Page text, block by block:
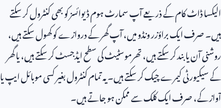
الیکسا ڈاٹ کام کے ذریعے آپ سمارٹ ہوم ڈیوائسز کو بھی کنٹرول کر سکتے
ہیں۔ صرف ایک براؤزر ونڈو میں، آپ گھر کے دروازے کو کھول سکتے ہیں،
روشنی آن یا بند کر سکتے ہیں، تھرموسٹیٹ کی سطح ایڈجسٹ کر سکتے ہیں، یا گھر
کے سیکیورٹی کیمرے چیک کر سکتے ہیں۔ یہ تمام کنٹرول بغیر کسی موبائل ایپ یا
آواز کے، صرف ایک کلک سے ممکن ہو جاتے ہیں۔